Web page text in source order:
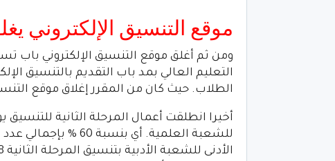
موقع التنسيق الإلكتروني
ومن ثم أغلق موقع التنسيق الإلكتروني باب
التعليم العالي بمد باب التقديم بالتنسيق
الطلاب. حيث كان من المقرر إغلاق موقع التنسيق يوم